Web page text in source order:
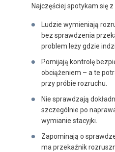
Najczęściej spotykam się z
Ludzie wymieniają
bez sprawdzenia
problem leży gdzie
Pomijają kontrolę
obciążeniem – a te
przy próbie rozruchu.
Nie sprawdzają
szczególnie po
wymianie stacyjki.
Zapominają o
ma przekaźnik